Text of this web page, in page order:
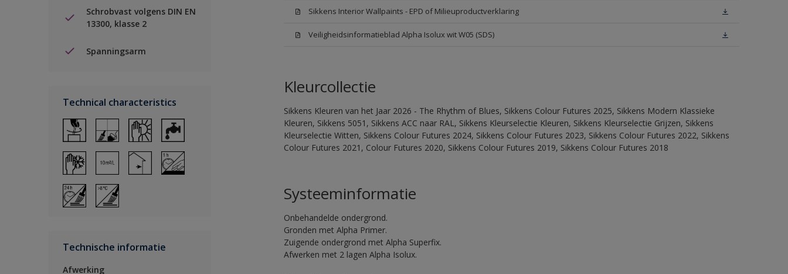
Schrobvast volgens DIN EN
13300, klasse 2
Spanningsarm
Technical characteristics
Technische informatie
Afwerking
Sikkens Interior Wallpaints - EPD of Milieuproductverklaring
Veiligheidsinformatieblad Alpha Isolux wit W05 (SDS)
Kleurcollectie
Sikkens Kleuren van het Jaar 2026 - The Rhythm of Blues, Sikkens Colour Futures 2025, Sikkens Modern Klassieke
Kleuren, Sikkens 5051, Sikkens ACC naar RAL, Sikkens Kleurselectie Kleuren, Sikkens Kleurselectie Grijzen, Sikkens
Kleurselectie Witten, Sikkens Colour Futures 2024, Sikkens Colour Futures 2023, Sikkens Colour Futures 2022, Sikkens
Colour Futures 2021, Colour Futures 2020, Sikkens Colour Futures 2019, Sikkens Colour Futures 2018
Systeeminformatie
Onbehandelde ondergrond.
Gronden met Alpha Primer.
Zuigende ondergrond met Alpha Superfix.
Afwerken met 2 lagen Alpha Isolux.